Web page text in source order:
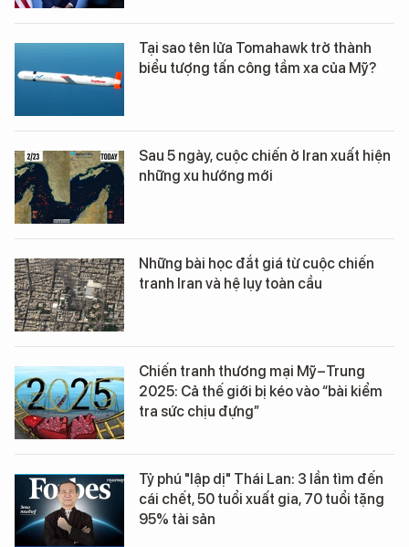
Tại sao tên lửa Tomahawk trở thành
biểu tượng tấn công tầm xa của Mỹ?
Sau 5 ngày, cuộc chiến ở Iran xuất hiện
những xu hướng mới
Những bài học đắt giá từ cuộc chiến
tranh Iran và hệ lụy toàn cầu
Chiến tranh thương mại Mỹ–Trung
2025: Cả thế giới bị kéo vào “bài kiểm
tra sức chịu đựng”
Tỷ phú "lập dị" Thái Lan: 3 lần tìm đến
cái chết, 50 tuổi xuất gia, 70 tuổi tặng
95% tài sản